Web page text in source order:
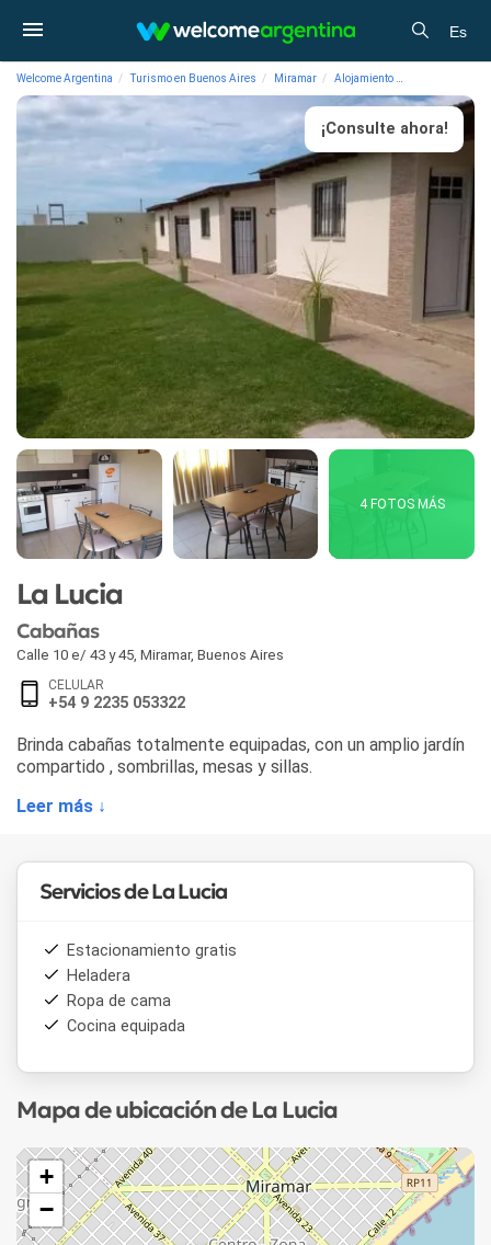
Es
Welcome Argentina Turismo en Buenos Aires Miramar Alojamiento
¡Consulte ahora!
4 FOTOS MÁS
La Lucia
Cabañas
Calle 10 e/ 43 y 45 Miramar, Buenos Aires
CELULAR
+54 9 2235 053322
Brinda cabañas totalmente equipadas, con un amplio jardín
compartido , sombrillas, mesas y sillas.
Leer más ↓
Servicios de La Lucia
Estacionamiento gratis
Heladera
Ropa de cama
Cocina equipada
Mapa de ubicación de La Lucia
+
−